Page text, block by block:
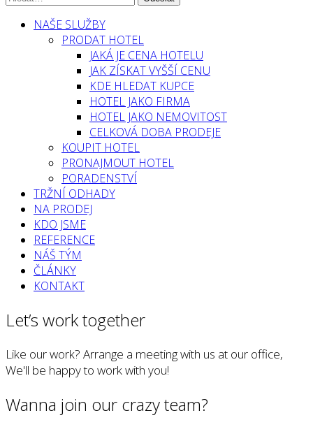
NAŠE SLUŽBY
PRODAT HOTEL
JAKÁ JE CENA HOTELU
JAK ZÍSKAT VYŠŠÍ CENU
KDE HLEDAT KUPCE
HOTEL JAKO FIRMA
HOTEL JAKO NEMOVITOST
CELKOVÁ DOBA PRODEJE
KOUPIT HOTEL
PRONAJMOUT HOTEL
PORADENSTVÍ
TRŽNÍ ODHADY
NA PRODEJ
KDO JSME
REFERENCE
NÁŠ TÝM
ČLÁNKY
KONTAKT
Let’s work together
Like our work? Arrange a meeting with us at our office,
We'll be happy to work with you!
Wanna join our crazy team?